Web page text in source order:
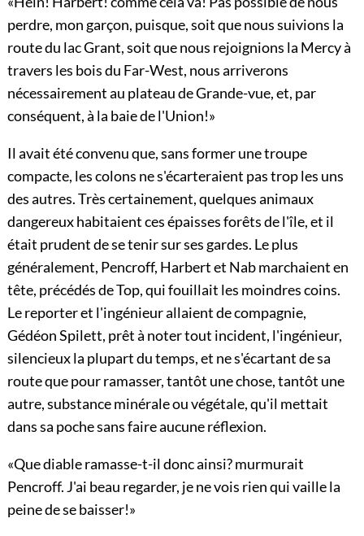
perdre, mon garçon, puisque, soit que nous suivions la
route du lac Grant, soit que nous rejoignions la Mercy à
travers les bois du Far-West, nous arriverons
nécessairement au plateau de Grande-vue, et, par
conséquent, à la baie de l'Union!»
Il avait été convenu que, sans former une troupe
compacte, les colons ne s'écarteraient pas trop les uns
des autres. Très certainement, quelques animaux
dangereux habitaient ces épaisses forêts de l'île, et il
était prudent de se tenir sur ses gardes. Le plus
généralement, Pencroff, Harbert et Nab marchaient en
tête, précédés de Top, qui fouillait les moindres coins.
Le reporter et l'ingénieur allaient de compagnie,
Gédéon Spilett, prêt à noter tout incident, l'ingénieur,
silencieux la plupart du temps, et ne s'écartant de sa
route que pour ramasser, tantôt une chose, tantôt une
autre, substance minérale ou végétale, qu'il mettait
dans sa poche sans faire aucune réflexion.
«Que diable ramasse-t-il donc ainsi? murmurait
Pencroff. J'ai beau regarder, je ne vois rien qui vaille la
peine de se baisser!»